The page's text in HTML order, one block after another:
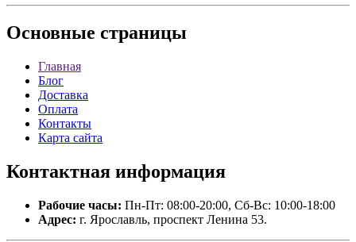
Основные страницы
Главная
Блог
Доставка
Оплата
Контакты
Карта сайта
Контактная информация
Рабочие часы: Пн-Пт: 08:00-20:00, Сб-Вс: 10:00-18:00
Адрес: г. Ярославль, проспект Ленина 53.